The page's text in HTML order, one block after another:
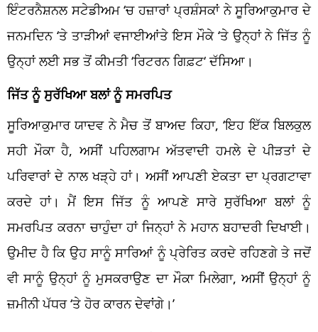
ਇੰਟਰਨੈਸ਼ਨਲ ਸਟੇਡੀਅਮ‘ਚ ਹਜ਼ਾਰਾਂ ਪ੍ਰਸ਼ੰਸਕਾਂ ਨੇ ਸੂਰਿਆਕੁਮਾਰ ਦੇ
ਜਨਮਦਿਨ ‘ਤੇ ਤਾੜੀਆਂ ਵਜਾਈਆਂਤੇ ਇਸ ਮੌਕੇ ‘ਤੇ ਉਨ੍ਹਾਂ ਨੇ ਜਿੱਤ ਨੂੰ
ਉਨ੍ਹਾਂ ਲਈ ਸਭ ਤੋਂ ਕੀਮਤੀ ‘ਰਿਟਰਨ ਗਿਫ਼ਟ‘ ਦੱਸਿਆ।
ਜਿੱਤ ਨੂੰ ਸੁਰੱਖਿਆ ਬਲਾਂ ਨੂੰ ਸਮਰਪਿਤ
ਸੂਰਿਆਕੁਮਾਰ ਯਾਦਵ ਨੇ ਮੈਚ ਤੋਂ ਬਾਅਦ ਕਿਹਾ, ‘ਇਹ ਇੱਕ ਬਿਲਕੁਲ
ਸਹੀ ਮੌਕਾ ਹੈ, ਅਸੀਂ ਪਹਿਲਗਾਮ ਅੱਤਵਾਦੀ ਹਮਲੇ ਦੇ ਪੀੜਤਾਂ ਦੇ
ਪਰਿਵਾਰਾਂ ਦੇ ਨਾਲ ਖੜ੍ਹੇ ਹਾਂ। ਅਸੀਂ ਆਪਣੀ ਏਕਤਾ ਦਾ ਪ੍ਰਗਟਾਵਾ
ਕਰਦੇ ਹਾਂ। ਮੈਂ ਇਸ ਜਿੱਤ ਨੂੰ ਆਪਣੇ ਸਾਰੇ ਸੁਰੱਖਿਆ ਬਲਾਂ ਨੂੰ
ਸਮਰਪਿਤ ਕਰਨਾ ਚਾਹੁੰਦਾ ਹਾਂ ਜਿਨ੍ਹਾਂ ਨੇ ਮਹਾਨ ਬਹਾਦਰੀ ਦਿਖਾਈ।
ਉਮੀਦ ਹੈ ਕਿ ਉਹ ਸਾਨੂੰ ਸਾਰਿਆਂ ਨੂੰ ਪ੍ਰੇਰਿਤ ਕਰਦੇ ਰਹਿਣਗੇ ਤੇ ਜਦੋਂ
ਵੀ ਸਾਨੂੰ ਉਨ੍ਹਾਂ ਨੂੰ ਮੁਸਕਰਾਉਣ ਦਾ ਮੌਕਾ ਮਿਲੇਗਾ, ਅਸੀਂ ਉਨ੍ਹਾਂ ਨੂੰ
ਜ਼ਮੀਨੀ ਪੱਧਰ ‘ਤੇ ਹੋਰ ਕਾਰਨ ਦੇਵਾਂਗੇ।’